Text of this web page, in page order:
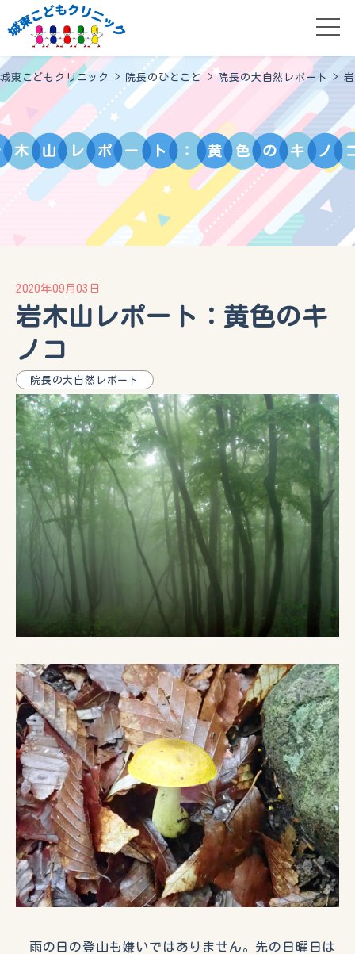
城東こどもクリニック > 院長のひとこと>院長の大自然レポート >
木 山 レ ポ ー ト ： 黄 色 の キ ノ
2020年09月03日
岩木山レポート：黄色のキ
ノコ
院長の大自然レポート
雨の日の登山も嫌いではありません。先の日曜日は